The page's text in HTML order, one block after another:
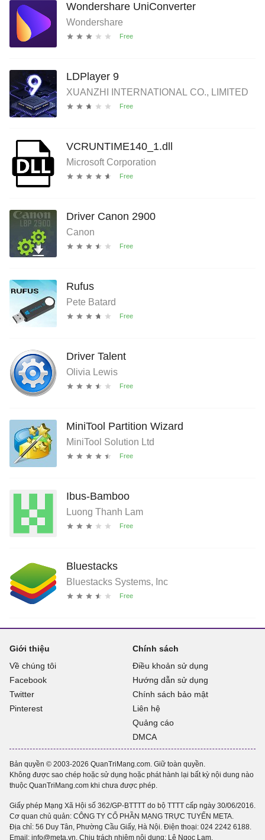
Wondershare UniConverter
Wondershare
LDPlayer 9
XUANZHI INTERNATIONAL CO., LIMITED
VCRUNTIME140_1.dll
Microsoft Corporation
Driver Canon 2900
Canon
Rufus
Pete Batard
Driver Talent
Olivia Lewis
MiniTool Partition Wizard
MiniTool Solution Ltd
Ibus-Bamboo
Luong Thanh Lam
Bluestacks
Bluestacks Systems, Inc
Giới thiệu
Về chúng tôi
Facebook
Twitter
Pinterest
Chính sách
Điều khoản sử dụng
Hướng dẫn sử dụng
Chính sách bảo mật
Liên hệ
Quảng cáo
DMCA
Bản quyền © 2003-2026 QuanTriMang.com. Giữ toàn quyền.
Không được sao chép hoặc sử dụng hoặc phát hành lại bất kỳ nội dung nào
thuộc QuanTriMang.com khi chưa được phép.
Giấy phép Mạng Xã Hội số 362/GP-BTTTT do bộ TTTT cấp ngày 30/06/2016.
Cơ quan chủ quản: CÔNG TY CỔ PHẦN MẠNG TRỰC TUYẾN META.
Địa chỉ: 56 Duy Tân, Phường Cầu Giấy, Hà Nội. Điện thoại: 024 2242 6188.
Email: info@meta.vn. Chịu trách nhiệm nội dung: Lê Ngọc Lam.